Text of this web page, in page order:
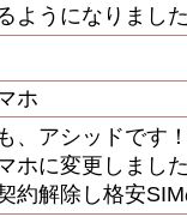
ようになりまし
ホ
、アシッドです
ホに変更しまし
約解除し格安